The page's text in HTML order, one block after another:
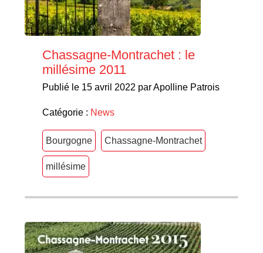
Chassagne-Montrachet : le
millésime 2011
Publié le 15 avril 2022 par Apolline Patrois
Catégorie : News
Bourgogne Chassagne-Montrachet
millésime